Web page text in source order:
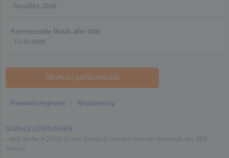
. Nov./Dez. 2026
Kommerzielle Musik aller Stile
. 13.10.2026
ANTRAG | ABRECHNUNG
Passwort vergessen Registrierung
SOZIALE LEISTUNGEN
. sind an die AQUAS GmbH delegiert, werden operativ innerhalb der SKE
betreut.